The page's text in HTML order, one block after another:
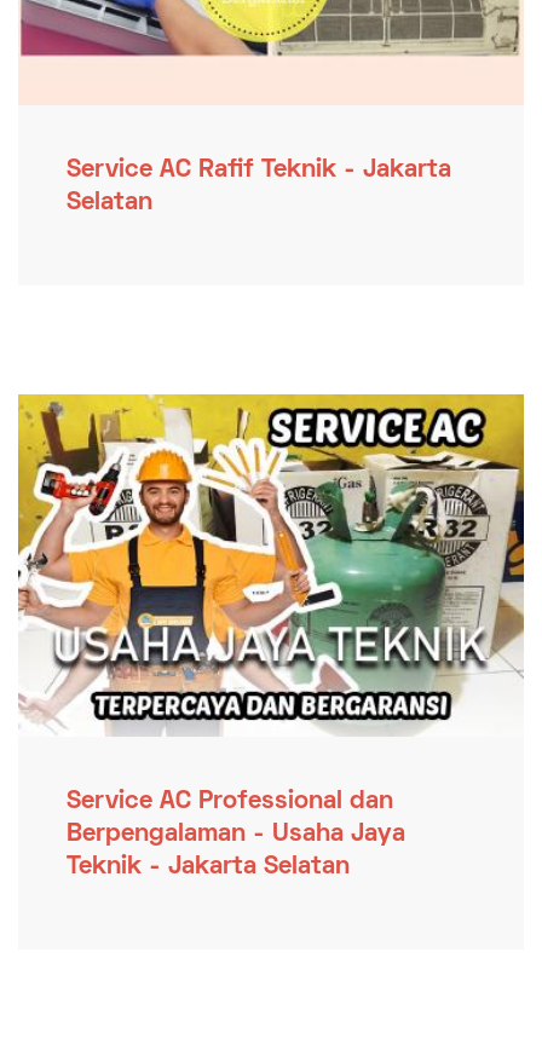
Service AC Rafif Teknik - Jakarta
Selatan
Service AC Professional dan
Berpengalaman - Usaha Jaya
Teknik - Jakarta Selatan